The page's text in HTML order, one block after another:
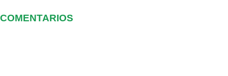
COMENTARIOS